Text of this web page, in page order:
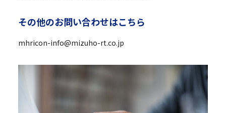
その他のお問い合わせはこちら
mhricon-info@mizuho-rt.co.jp